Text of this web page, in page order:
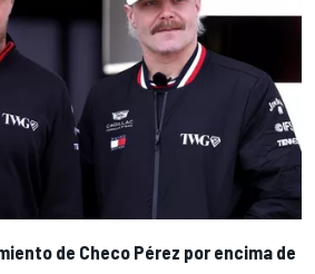
de Checo Pérez por encima de